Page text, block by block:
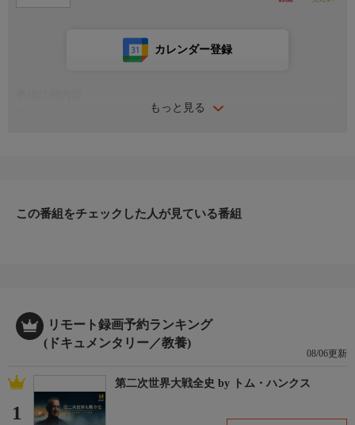
もっと見る
カレンダー登録
解放するために、敗北の瀬戸際で繰り広げられた連合軍による命
は、グライダーで運ばれてきた無数の降下猟兵が降り立った。東
端の峠と北部の廃村へは、精鋭の山岳猟兵部隊が送り込まれる。
戦闘経験も装備も不十分なレジスタンス戦士は、連合軍の援護を
得られないまま、決死の防戦を試みる。
この番組をチェックした人が見ている番組
リモート録画予約ランキング
(ドキュメンタリー／教養)
08/06更新
1
第二次世界大戦全史 by トム・ハンクス